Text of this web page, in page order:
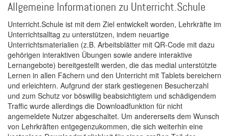
Allgemeine Informationen zu Unterricht.Schule
Unterricht.Schule ist mit dem Ziel entwickelt worden, Lehrkräfte im
Unterrichtsalltag zu unterstützen, indem neuartige
Unterrichtsmaterialien (z.B. Arbeitsblätter mit QR-Code mit dazu
gehörigen interaktiven Übungen sowie andere interaktive
Lernangebote) bereitgestellt werden, die das medial unterstützte
Lernen in allen Fächern und den Unterricht mit Tablets bereichern
und erleichtern. Aufgrund der stark gestiegenen Besucherzahl
und zum Schutz vor böswillig beabsichtigtem und schädigendem
Traffic wurde allerdings die Downloadfunktion für nicht
angemeldete Nutzer abgeschaltet. Um andererseits dem Wunsch
von Lehrkräften entgegenzukommen, die sich weiterhin eine